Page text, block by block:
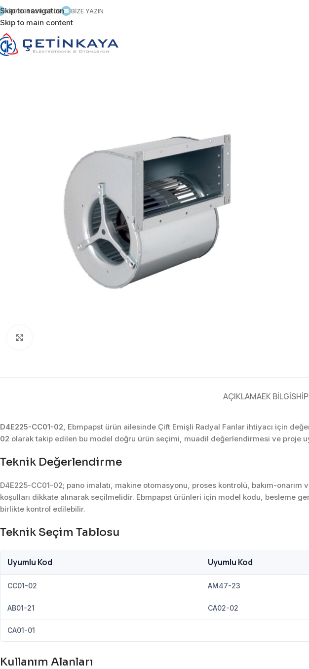
Skip to navigation
Skip to main content
+90 531 959 02 09 BİZE YAZIN
AÇIKLAMAEK BILGI
D4E225-CC01-02, Ebmpapst ürün ailesinde Çift Emişli Radyal Fanlar ihtiyacı için
02 olarak takip edilen bu model doğru ürün seçimi, muadil değerlendirmesi ve proje
Teknik Değerlendirme
D4E225-CC01-02; pano imalatı, makine otomasyonu, proses kontrolü, bakım-
koşulları dikkate alınarak seçilmelidir. Ebmpapst ürünleri için model kodu, besleme
birlikte kontrol edilebilir.
Teknik Seçim Tablosu
Uyumlu Kod Uyumlu Kod
CC01-02 AM47-23
AB01-21 CA02-02
CA01-01
Kullanım Alanları